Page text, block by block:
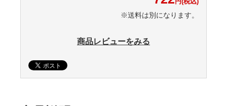
円(税込)
※送料は別になります。
商品レビューをみる